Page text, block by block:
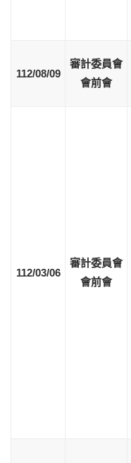
112/08/09
審計委員會
會前會
112/03/06
審計委員會
會前會